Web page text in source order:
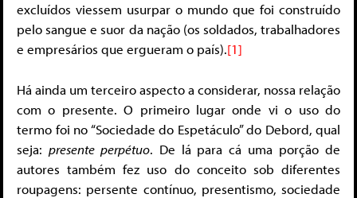
excluídos viessem usurpar o mundo que foi construído
pelo sangue e suor da nação (os soldados, trabalhadores
e empresários que ergueram o país).[1]
Há ainda um terceiro aspecto a considerar, nossa relação
com o presente. O primeiro lugar onde vi o uso do
termo foi no “Sociedade do Espetáculo” do Debord, qual
seja: presente perpétuo. De lá para cá uma porção de
autores também fez uso do conceito sob diferentes
roupagens: persente contínuo, presentismo, sociedade